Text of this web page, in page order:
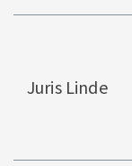
Juris Linde